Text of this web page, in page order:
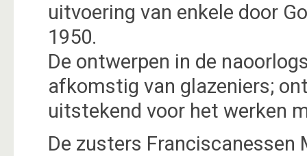
uitvoering van enkele door
1950.
De ontwerpen in de
afkomstig van glazeniers;
uitstekend voor het werken
De zusters